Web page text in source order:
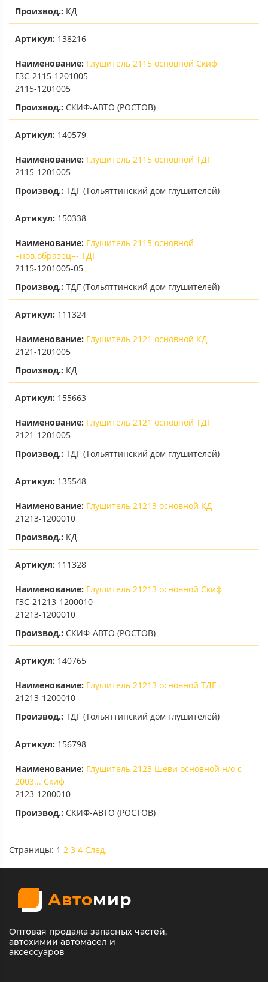
Производ.: КД
Артикул: 138216
Наименование: Глушитель 2115 основной Скиф
ГЗС-2115-1201005
2115-1201005
Производ.: СКИФ-АВТО (РОСТОВ)
Артикул: 140579
Наименование: Глушитель 2115 основной ТДГ
2115-1201005
Производ.: ТДГ (Тольяттинский дом глушителей)
Артикул: 150338
Наименование: Глушитель 2115 основной -
=нов.образец=- ТДГ
2115-1201005-05
Производ.: ТДГ (Тольяттинский дом глушителей)
Артикул: 111324
Наименование: Глушитель 2121 основной КД
2121-1201005
Производ.: КД
Артикул: 155663
Наименование: Глушитель 2121 основной ТДГ
2121-1201005
Производ.: ТДГ (Тольяттинский дом глушителей)
Артикул: 135548
Наименование: Глушитель 21213 основной КД
21213-1200010
Производ.: КД
Артикул: 111328
Наименование: Глушитель 21213 основной Скиф
ГЗС-21213-1200010
21213-1200010
Производ.: СКИФ-АВТО (РОСТОВ)
Артикул: 140765
Наименование: Глушитель 21213 основной ТДГ
21213-1200010
Производ.: ТДГ (Тольяттинский дом глушителей)
Артикул: 156798
Наименование: Глушитель 2123 Шеви основной н/о с
2003... Скиф
2123-1200010
Производ.: СКИФ-АВТО (РОСТОВ)
Страницы: 1 2 3 4 След.
Автомир
Оптовая продажа запасных частей,
автохимии автомасел и
аксессуаров